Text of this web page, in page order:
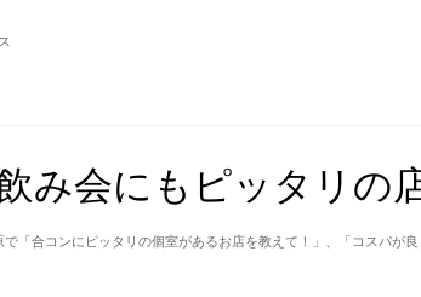
み会にもピッタリの
「合コンにピッタリの個室があるお店を教えて！」、「コスパが